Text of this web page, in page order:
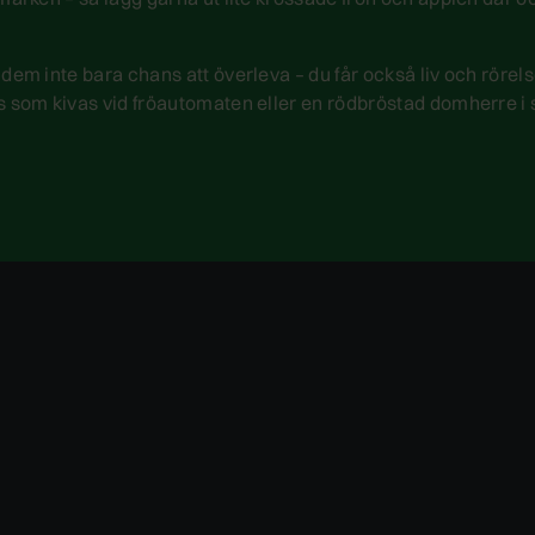
inte bara chans att överleva – du får också liv och
som kivas vid fröautomaten eller en rödbröstad domherre i